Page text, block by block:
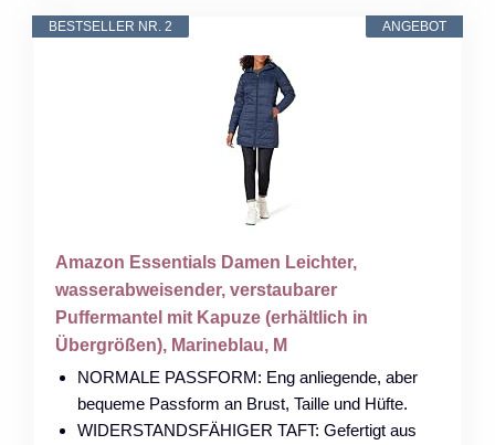
ANGEBOT
BESTSELLER NR. 2
Amazon Essentials Damen Leichter,
wasserabweisender, verstaubarer
Puffermantel mit Kapuze (erhältlich in
Übergrößen), Marineblau, M
NORMALE PASSFORM: Eng anliegende, aber
bequeme Passform an Brust, Taille und Hüfte.
WIDERSTANDSFÄHIGER TAFT: Gefertigt aus